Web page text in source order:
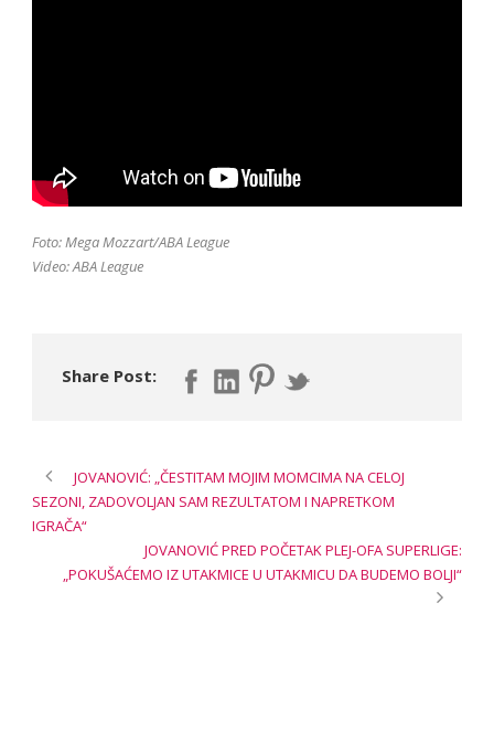
Foto: Mega Mozzart/ABA League
Video: ABA League
Share Post:
JOVANOVIĆ: „ČESTITAM MOJIM MOMCIMA NA CELOJ
SEZONI, ZADOVOLJAN SAM REZULTATOM I NAPRETKOM
IGRAČA“
JOVANOVIĆ PRED POČETAK PLEJ-OFA SUPERLIGE:
„POKUŠAĆEMO IZ UTAKMICE U UTAKMICU DA BUDEMO BOLJI“